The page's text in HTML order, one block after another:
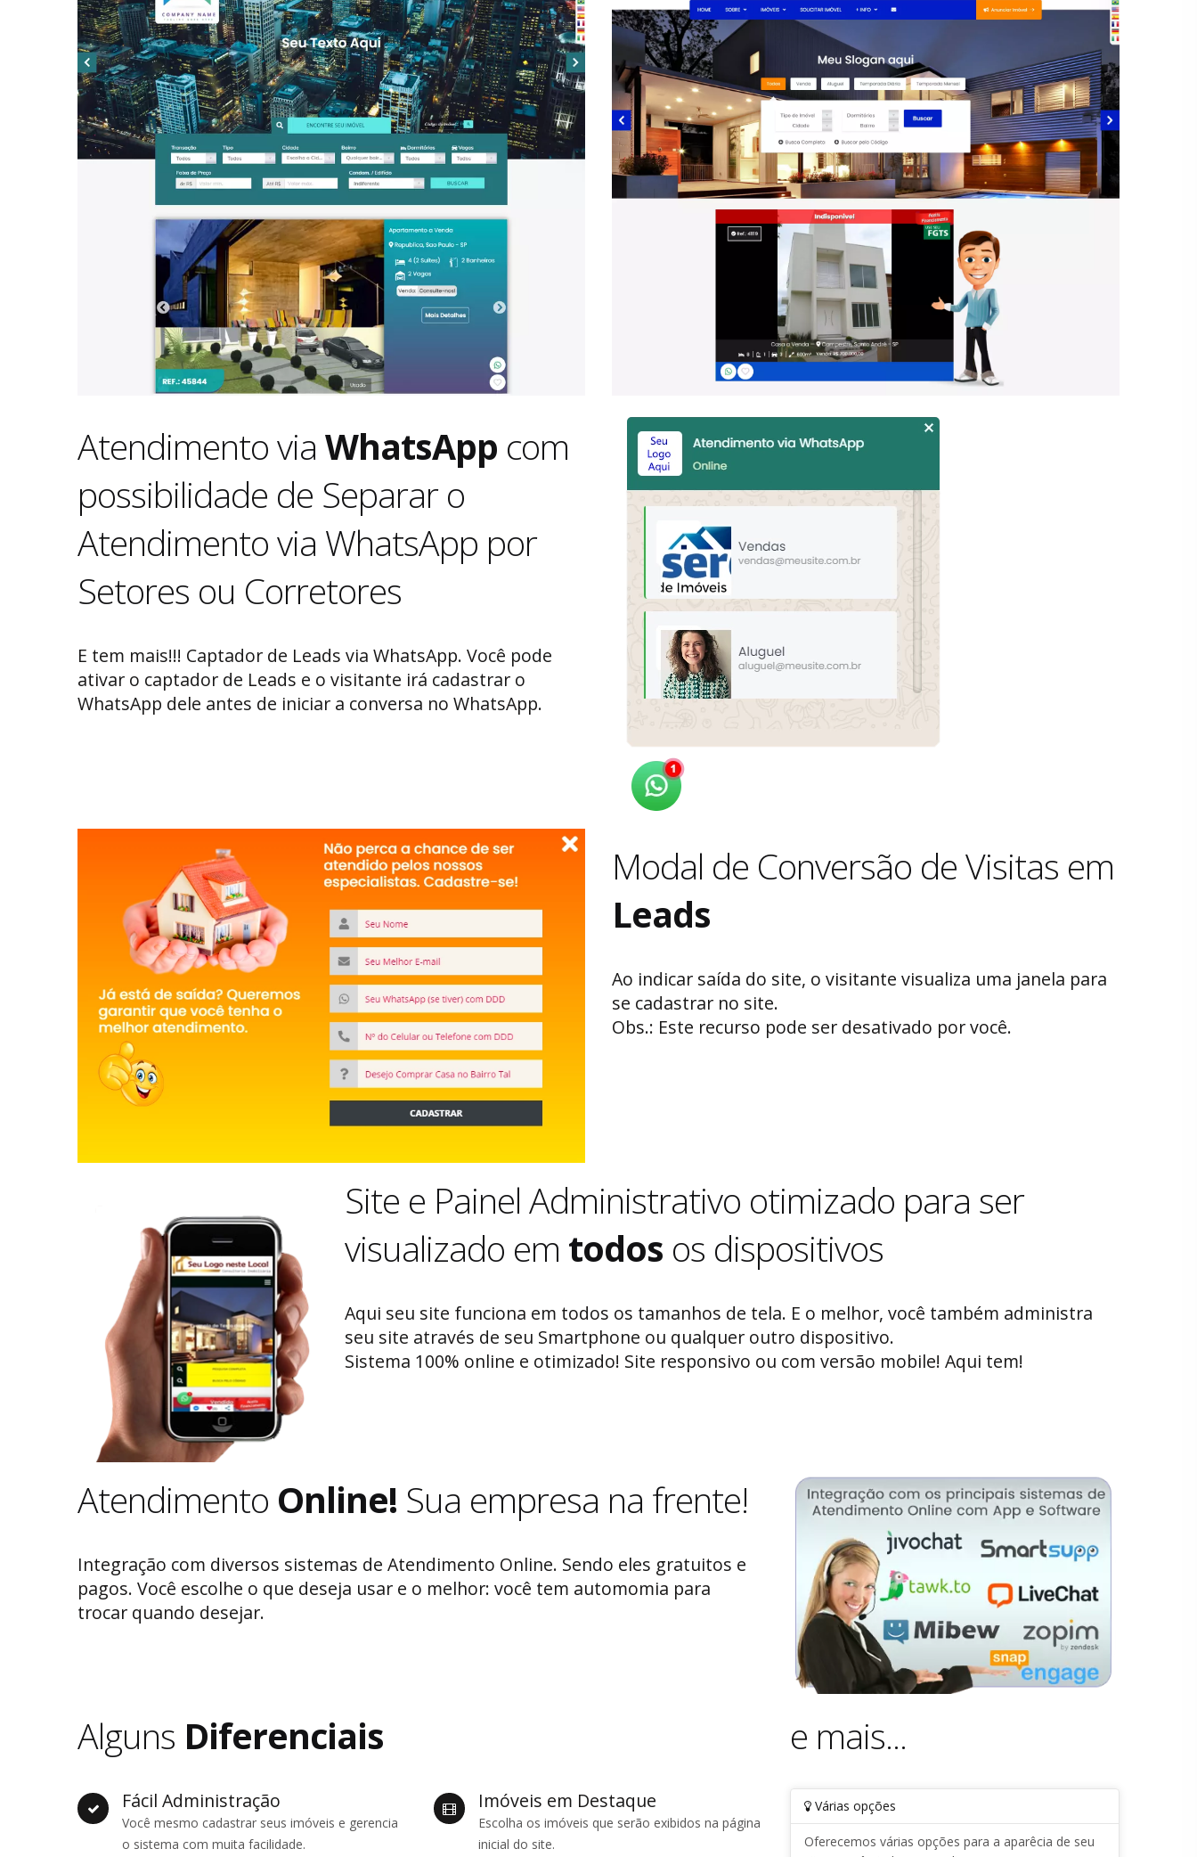
Atendimento via WhatsApp com
possibilidade de Separar o
Atendimento via WhatsApp por
Setores ou Corretores
E tem mais!!! Captador de Leads via WhatsApp. Você pode
ativar o captador de Leads e o visitante irá cadastrar o
WhatsApp dele antes de iniciar a conversa no WhatsApp.
Modal de Conversão de Visitas em
Leads
Ao indicar saída do site, o visitante visualiza uma janela para
se cadastrar no site.
Obs.: Este recurso pode ser desativado por você.
Site e Painel Administrativo otimizado para ser
visualizado em todos os dispositivos
Aqui seu site funciona em todos os tamanhos de tela. E o melhor, você também administra
seu site através de seu Smartphone ou qualquer outro dispositivo.
Sistema 100% online e otimizado! Site responsivo ou com versão mobile! Aqui tem!
Atendimento Online! Sua empresa na frente!
Integração com diversos sistemas de Atendimento Online. Sendo eles gratuitos e
pagos. Você escolhe o que deseja usar e o melhor: você tem automomia para
trocar quando desejar.
Alguns Diferenciais
Fácil Administração
Você mesmo cadastrar seus imóveis e gerencia
o sistema com muita facilidade.
Imóveis em Destaque
Escolha os imóveis que serão exibidos na página
inicial do site.
e mais...
Várias opções
Oferecemos várias opções para a aparêcia de seu